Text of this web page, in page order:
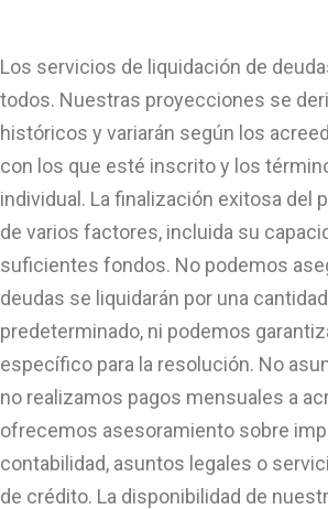
Los servicios de liquidación de
todos. Nuestras proyecciones se
históricos y variarán según los
con los que esté inscrito y los
individual. La finalización exitosa del
de varios factores, incluida su
suficientes fondos. No podemos
deudas se liquidarán por una
predeterminado, ni podemos
específico para la resolución. No
no realizamos pagos mensuales a
ofrecemos asesoramiento sobre
contabilidad, asuntos legales o
de crédito. La disponibilidad de